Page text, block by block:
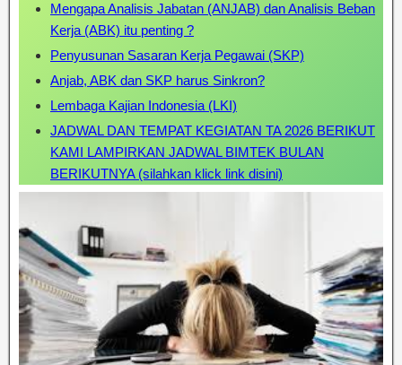
Mengapa Analisis Jabatan (ANJAB) dan Analisis Beban
Kerja (ABK) itu penting ?
Penyusunan Sasaran Kerja Pegawai (SKP)
Anjab, ABK dan SKP harus Sinkron?
Lembaga Kajian Indonesia (LKI)
JADWAL DAN TEMPAT KEGIATAN TA 2026 BERIKUT
KAMI LAMPIRKAN JADWAL BIMTEK BULAN
BERIKUTNYA (silahkan klick link disini)